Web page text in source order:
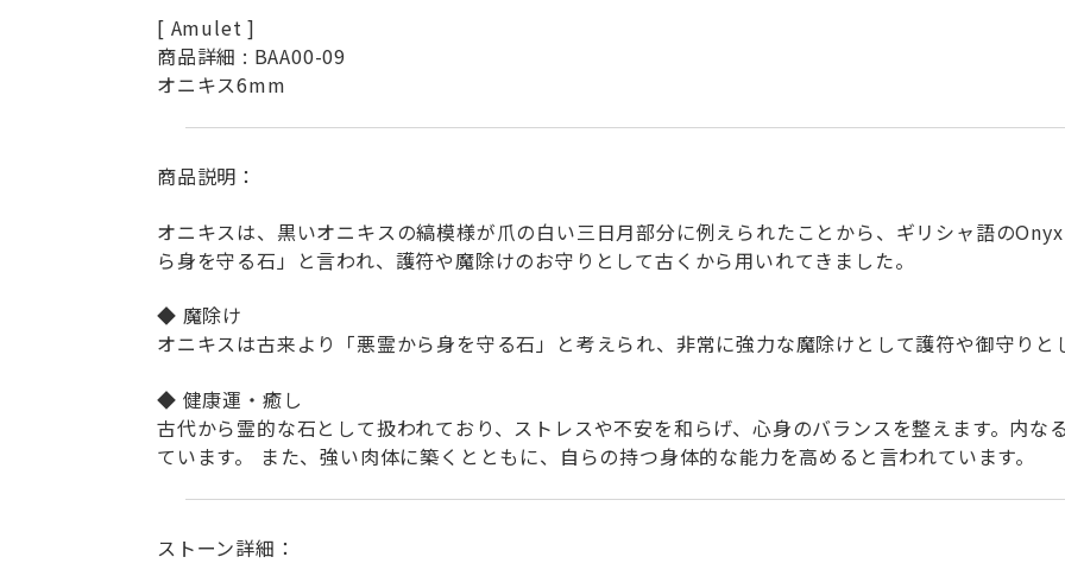
[ Amulet ]
商品詳細 : BAA00-09
オニキス6mm
商品説明：
オニキスは、黒いオニキスの縞模様が爪の白い三日月部分に例えられたことから、ギリシャ語の
ら身を守る石」と言われ、護符や魔除けのお守りとして古くから用いれてきました。
◆ 魔除け
オニキスは古来より「悪霊から身を守る石」と考えられ、非常に強力な魔除けとして護符や御守り
◆ 健康運・癒し
古代から霊的な石として扱われており、ストレスや不安を和らげ、心身のバランスを整えます。内
ています。 また、強い肉体に築くとともに、自らの持つ身体的な能力を高めると言われています。
ストーン詳細：